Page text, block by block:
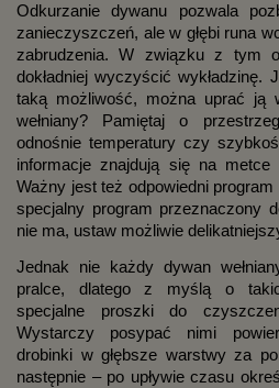
Odkurzanie dywanu pozwala
zanieczyszczeń, ale w głębi runa
zabrudzenia. W związku z tym
dokładniej wyczyścić wykładzinę.
taką możliwość, można uprać ją
wełniany? Pamiętaj o
odnośnie temperatury czy
informacje znajdują się na metce
Ważny jest też odpowiedni
specjalny program przeznaczony
nie ma, ustaw możliwie
Jednak nie każdy dywan
pralce, dlatego z myślą o
specjalne proszki do
Wystarczy posypać nimi
drobinki w głębsze warstwy za
następnie – po upływie czasu